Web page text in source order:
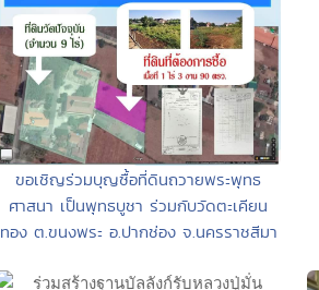
ขอเชิญร่วมบุญซื้อที่ดินถวายพระพุทธ
ศาสนา เป็นพุทธบูชา ร่วมกับวัดตะเคียน
ทอง ต.ขนงพระ อ.ปากช่อง จ.นครราชสีมา